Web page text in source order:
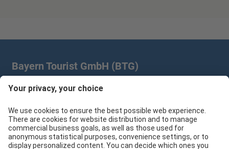
Bayern Tourist GmbH (BTG)
Prinz-Ludwig-Palais | Türkenstr. 7 | 80333 München
branchenpartner@btg-service.de